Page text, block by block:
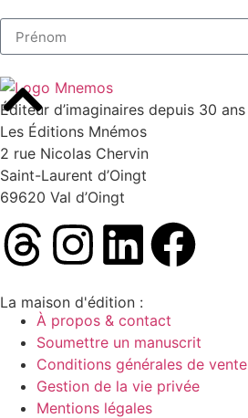
Éditeur d’imaginaires depuis 30 ans
Les Éditions Mnémos
2 rue Nicolas Chervin
Saint-Laurent d’Oingt
69620 Val d’Oingt
La maison d'édition :
À propos & contact
Soumettre un manuscrit
Conditions générales de vente
Gestion de la vie privée
Mentions légales